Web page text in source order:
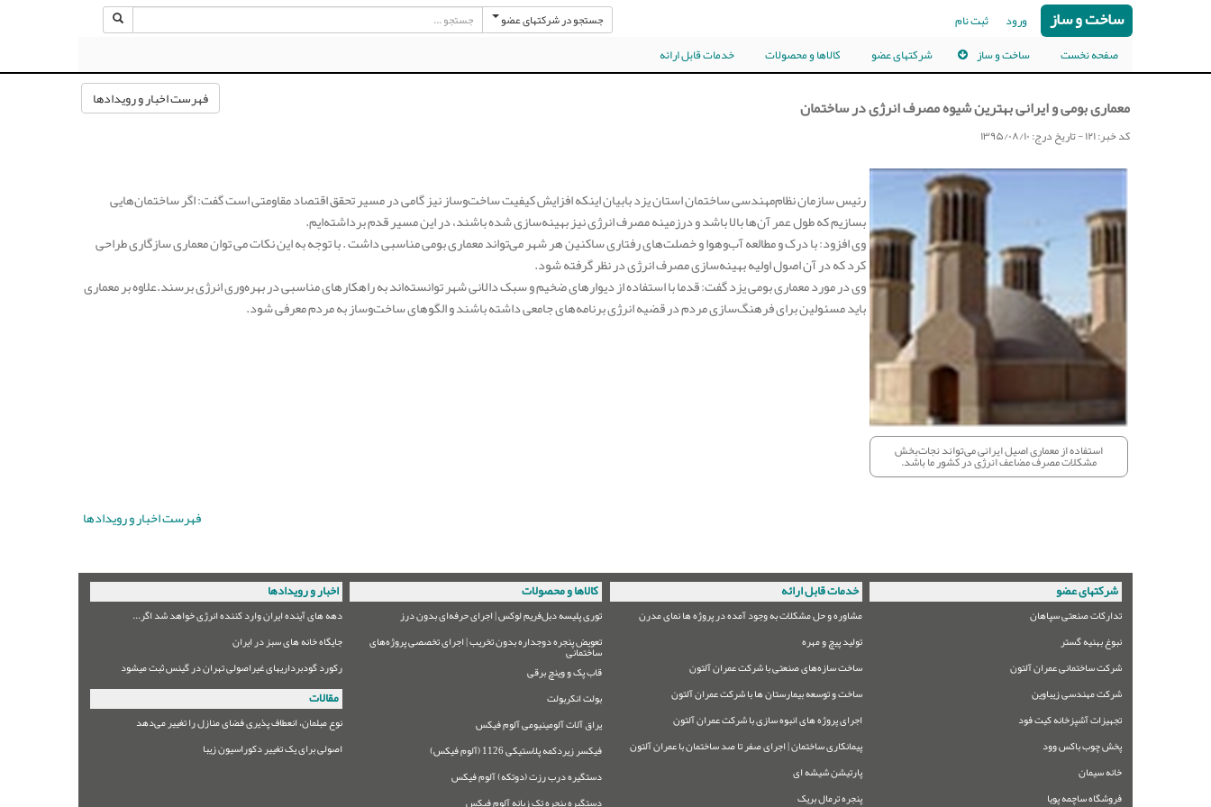
ساخت و ساز ورود ثبت نام جستجو در شرکتهای عضو
صفحه نخست ساخت و ساز شرکتهای عضو کالاها و محصولات خدمات قابل ارائه
فهرست اخبار و رویدادها معماری بومی و ایرانی بهترین شیوه مصرف انرژی در ساختمان
کد خبر: ۱۲۱ - تاریخ درج: ۱۳۹۵/۰۸/۱۰
استفاده از معماری اصیل ایرانی می‌تواند نجات‌بخش
مشکلات مصرف مضاعف انرژی در کشور ما باشد.
رئیس سازمان نظام‌مهندسی ساختمان استان یزد بابیان اینکه افزایش کیفیت ساخت‌وساز نیز گامی در مسیر تحقق اقتصاد مقاومتی است گفت: اگر ساختمان‌هایی
بسازیم که طول عمر آن‌ها بالا باشد و درزمینه مصرف انرژی نیز بهینه‌سازی شده باشند، در این مسیر قدم برداشته‌ایم.
وی افزود: با درک و مطالعه آب‌وهوا و خصلت‌های رفتاری ساکنین هر شهر می‌تواند معماری بومی مناسبی داشت . با توجه به این نکات می توان معماری سازگاری طراحی
کرد که در آن اصول اولیه بهینه‌سازی مصرف انرژی در نظر گرفته شود.
وی در مورد معماری بومی یزد گفت: قدما با استفاده از دیوارهای ضخیم و سبک دالانی شهر توانسته‌اند به راهکارهای مناسبی در بهره‌وری انرژی برسند.علاوه بر معماری
باید مسئولین برای فرهنگ‌سازی مردم در قضیه انرژی برنامه‌های جامعی داشته باشند و الگوهای ساخت‌وساز به مردم معرفی شود.
فهرست اخبار و رویدادها
شرکتهای عضو
تدارکات صنعتی سپاهان
نبوغ بهنیه گستر
شرکت ساختمانی عمران آلتون
شرکت مهندسی زیباوین
تجهیزات آشپزخانه کیت فود
پخش چوب باکس وود
خانه سیمان
فروشگاه ساچمه پویا
خدمات قابل ارائه
مشاوره و حل مشکلات به وجود آمده در پروژه ها نمای مدرن
تولید پیچ و مهره
ساخت سازه‌های صنعتی با شرکت عمران آلتون
ساخت و توسعه بیمارستان ها با شرکت عمران آلتون
اجرای پروژه های انبوه سازی با شرکت عمران آلتون
پیمانکاری ساختمان | اجرای صفر تا صد ساختمان با عمران آلتون
پارتیشن شیشه ای
پنجره ترمال بریک
کالاها و محصولات
توری پلیسه دبل‌فریم لوکس | اجرای حرفه‌ای بدون درز
تعویض پنجره دوجداره بدون تخریب | اجرای تخصصی پروژه‌های
ساختمانی
قاب پک و وینچ برقی
بولت انکربولت
یراق آلات آلومینیومی آلوم فیکس
فیکسر زیردکمه پلاستیکی 1126 (آلوم فیکس)
دستگیره درب رزت (دوتکه) آلوم فیکس
اخبار و رویدادها
دهه های آینده ایران وارد کننده انرژی خواهد شد اگر...
جایگاه خانه های سبز در ایران
رکورد گودبرداریهای غیراصولی تهران در گینس ثبت میشود
مقالات
نوع مبلمان،‌ انعطاف پذیری فضای منازل را تغییر می‌دهد
اصولی برای یک تغییر دکوراسیون زیبا